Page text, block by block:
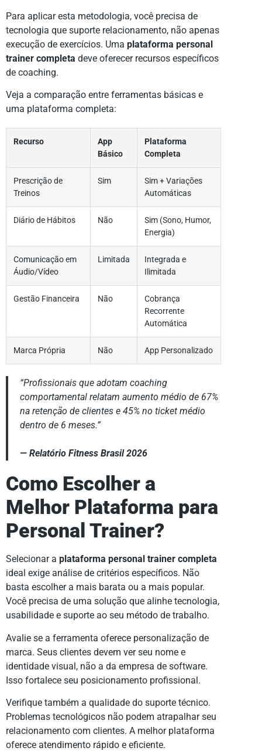
Para aplicar esta metodologia, você precisa de
tecnologia que suporte relacionamento, não apenas
execução de exercícios. Uma plataforma personal
trainer completa deve oferecer recursos específicos
de coaching.
Veja a comparação entre ferramentas básicas e
uma plataforma completa:
Recurso
App
Básico
Plataforma
Completa
Prescrição de
Treinos
Sim
Sim + Variações
Automáticas
Diário de Hábitos Não
Sim (Sono, Humor,
Energia)
Comunicação em
Áudio/Vídeo
Limitada
Integrada e
Ilimitada
Gestão Financeira Não
Cobrança
Recorrente
Automática
Marca Própria Não App Personalizado
“Profissionais que adotam coaching
comportamental relatam aumento médio de 67%
na retenção de clientes e 45% no ticket médio
dentro de 6 meses.”
— Relatório Fitness Brasil 2026
Como Escolher a
Melhor Plataforma para
Personal Trainer?
Selecionar a plataforma personal trainer completa
ideal exige análise de critérios específicos. Não
basta escolher a mais barata ou a mais popular.
Você precisa de uma solução que alinhe tecnologia,
usabilidade e suporte ao seu método de trabalho.
Avalie se a ferramenta oferece personalização de
marca. Seus clientes devem ver seu nome e
identidade visual, não a da empresa de software.
Isso fortalece seu posicionamento profissional.
Verifique também a qualidade do suporte técnico.
Problemas tecnológicos não podem atrapalhar seu
relacionamento com clientes. A melhor plataforma
oferece atendimento rápido e eficiente.